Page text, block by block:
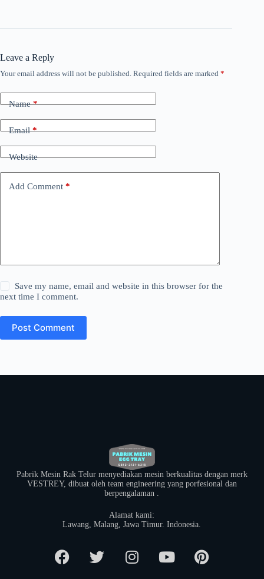
Leave a Reply
Your email address will not be published. Required fields are marked *
Name*
Email*
Website
Add Comment *
Save my name, email and website in this browser for the
next time I comment.
Post Comment
Pabrik Mesin Rak Telur menyediakan mesin berkualitas dengan merk
VESTREY, dibuat oleh team engineering yang porfesional dan
berpengalaman .
Alamat kami:
​Lawang, Malang, Jawa Timur. Indonesia.